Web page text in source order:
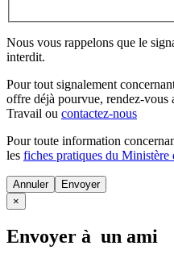
Nous vous rappelons que le
interdit.
Pour tout signalement
offre déjà pourvue, rendez-vous
Travail ou contactez-nous
Pour toute information
les fiches pratiques du Ministère
Annuler
×
Envoyer à un ami